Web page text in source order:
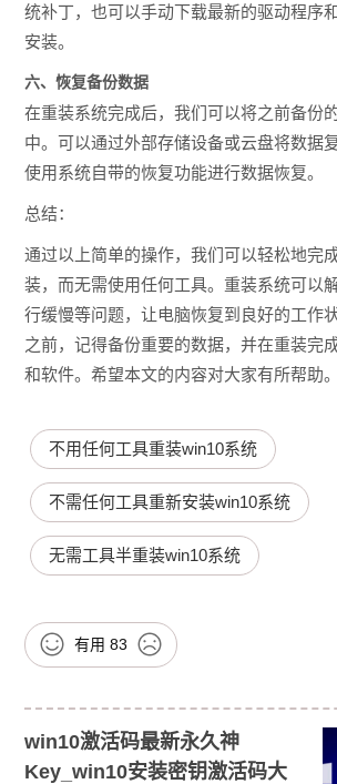
统补丁，也可以手动下载最新的驱动程序
安装。
六、恢复备份数据
在重装系统完成后，我们可以将之前备份
中。可以通过外部存储设备或云盘将数据
使用系统自带的恢复功能进行数据恢复。
总结：
通过以上简单的操作，我们可以轻松地完
装，而无需使用任何工具。重装系统可以
行缓慢等问题，让电脑恢复到良好的工作
之前，记得备份重要的数据，并在重装完
和软件。希望本文的内容对大家有所帮助。
不用任何工具重装win10系统
不需任何工具重新安装win10系统
无需工具半重装win10系统
有用 83
win10激活码最新永久神
Key_win10安装密钥激活码大